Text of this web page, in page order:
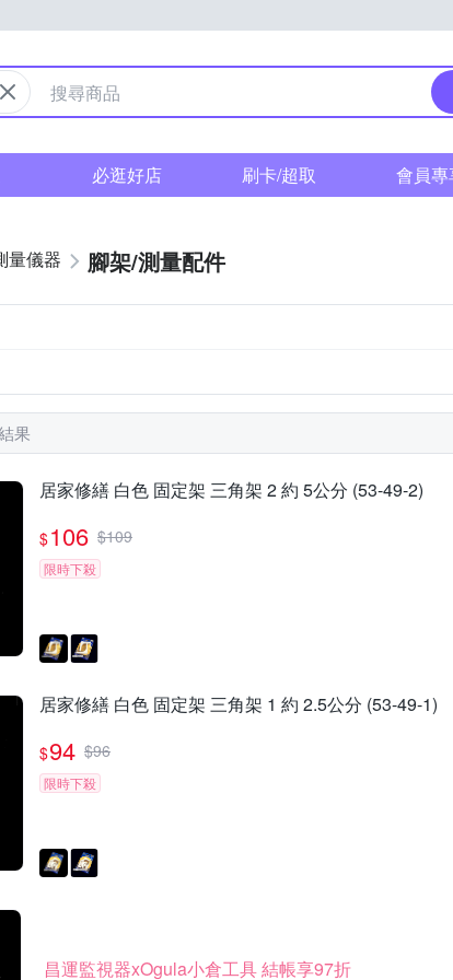
必逛好店 刷卡/超取 會員專
量儀器 腳架/測量配件
果
居家修繕 白色 固定架 三角架 2 約 5公分 (53-49-2)
$106 $109
限時下殺
居家修繕 白色 固定架 三角架 1 約 2.5公分 (53-49-1)
$94 $96
限時下殺
昌運監視器xOgula小倉工具 結帳享97折